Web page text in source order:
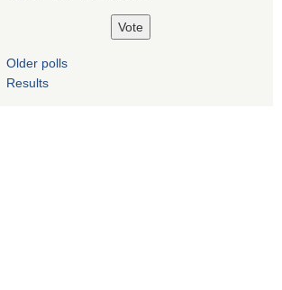
Older polls
Results